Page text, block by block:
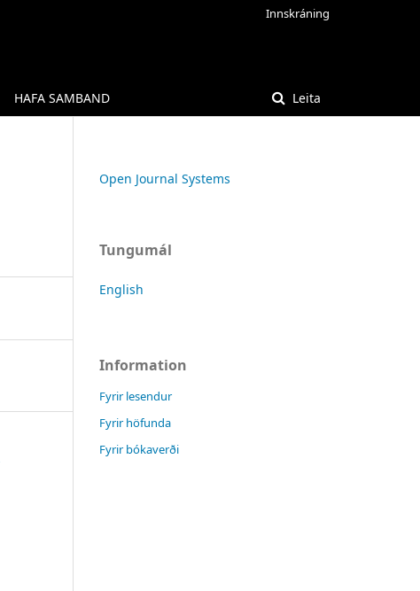
HAFA SAMBAND Leita
Innskráning
Open Journal Systems
Tungumál
English
Information
Fyrir lesendur
Fyrir höfunda
Fyrir bókaverði